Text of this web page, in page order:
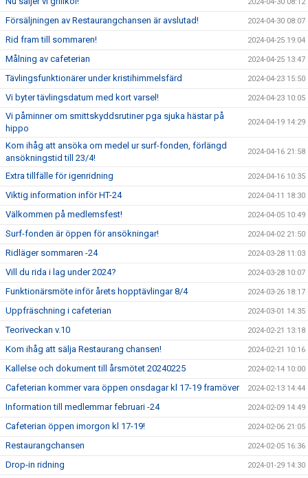
Försäljningen av Restaurangchansen är avslutad! 2024-04-30 08:07
Rid fram till sommaren! 2024-04-25 19:04
Målning av cafeterian 2024-04-25 13:47
Tävlingsfunktionärer under kristihimmelsfärd 2024-04-23 15:50
Vi byter tävlingsdatum med kort varsel! 2024-04-23 10:05
Vi påminner om smittskyddsrutiner pga sjuka hästar på
hippo
2024-04-19 14:29
Kom ihåg att ansöka om medel ur surf-fonden, förlängd
ansökningstid till 23/4!
2024-04-16 21:58
Extra tillfälle för igenridning 2024-04-16 10:35
Viktig information inför HT-24 2024-04-11 18:30
Välkommen på medlemsfest! 2024-04-05 10:49
Surf-fonden är öppen för ansökningar! 2024-04-02 21:50
Ridläger sommaren -24 2024-03-28 11:03
Vill du rida i lag under 2024? 2024-03-28 10:07
Funktionärsmöte inför årets hopptävlingar 8/4 2024-03-26 18:17
Uppfräschning i cafeterian 2024-03-01 14:35
Teoriveckan v.10 2024-02-21 13:18
Kom ihåg att sälja Restaurang chansen! 2024-02-21 10:16
Kallelse och dokument till årsmötet 20240225 2024-02-14 10:00
Cafeterian kommer vara öppen onsdagar kl 17-19 framöver 2024-02-13 14:44
Information till medlemmar februari -24 2024-02-09 14:49
Cafeterian öppen imorgon kl 17-19! 2024-02-06 21:05
Restaurangchansen 2024-02-05 16:36
Drop-in ridning 2024-01-29 14:30